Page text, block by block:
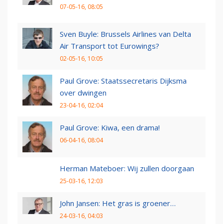
07-05-16, 08:05
Sven Buyle: Brussels Airlines van Delta
Air Transport tot Eurowings?
02-05-16, 10:05
Paul Grove: Staatssecretaris Dijksma
over dwingen
23-04-16, 02:04
Paul Grove: Kiwa, een drama!
06-04-16, 08:04
Herman Mateboer: Wij zullen doorgaan
25-03-16, 12:03
John Jansen: Het gras is groener…
24-03-16, 04:03